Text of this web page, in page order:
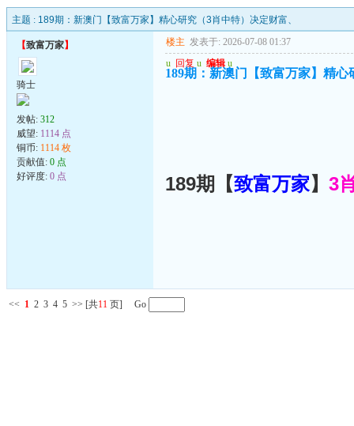
主题 : 189期：新澳门【致富万家】精心研究（3肖中特）决定财富、
【致富万家】
骑士
发帖: 312
威望: 1114 点
铜币: 1114 枚
贡献值: 0 点
好评度: 0 点
楼主 发表于: 2026-07-08 01:37
u 回复 u 编辑 u
189期：新澳门【致富万家】精
189期【致富万家】 3
<< 1 2 3 4 5 >> [共11 页] Go